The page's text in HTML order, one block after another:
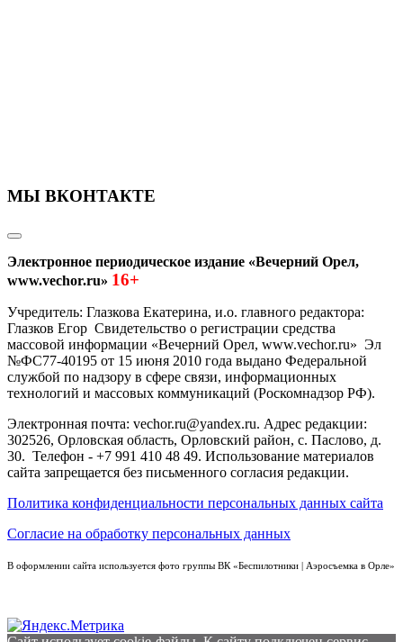
МЫ ВКОНТАКТЕ
Электронное периодическое издание «Вечерний Орел,
www.vechor.ru» 16+
Учредитель: Глазкова Екатерина, и.о. главного редактора:
Глазков Егор Свидетельство о регистрации средства
массовой информации «Вечерний Орел, www.vechor.ru» Эл
№ФС77-40195 от 15 июня 2010 года выдано Федеральной
службой по надзору в сфере связи, информационных
технологий и массовых коммуникаций (Роскомнадзор РФ).
Электронная почта: vechor.ru@yandex.ru. Адрес редакции:
302526, Орловская область, Орловский район, с. Паслово, д.
30. Телефон - +7 991 410 48 49. Использование материалов
сайта запрещается без письменного согласия редакции.
Политика конфиденциальности персональных данных сайта
Согласие на обработку персональных данных
В оформлении сайта используется фото группы ВК «Беспилотники | Аэросъемка в Орле»